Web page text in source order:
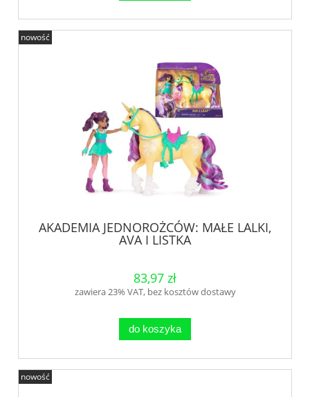
AKADEMIA JEDNOROŻCÓW: MAŁE LALKI,
AVA I LISTKA
83,97 zł
zawiera 23% VAT, bez kosztów dostawy
do koszyka
nowość
nowość